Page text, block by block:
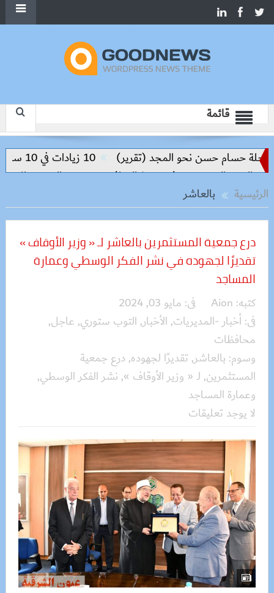
قائمة
حسن نحو المجد (تقرير)
10 زيادات في 10 سنوات.. هل حان الوقت لرفع دعم البنزين نهائيا؟
الجديدة وتدفع تنفيذ المرافق
سعر الحديد والاسمنت اليوم
الرئيسية
بالعاشر
درع جمعية المستثمرين بالعاشر لـ « وزير الأوقاف »
تقديرًا لجهوده في نشر الفكر الوسطي وعمارة
المساجد
كتبه: Aion فى: مايو 03, 2024
فى:أخبار -المديريات, الأخبار, التوب ستوري, عاجل,
محافظات
وسوم: بالعاشر, تقديرًا لجهوده, درع جمعية
المستثمرين, لـ « وزير الأوقاف », نشر الفكر الوسطي,
وعمارة المساجد
لا يوجد تعليقات